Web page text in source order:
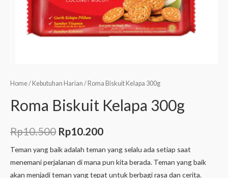
Home/ Kebutuhan Harian / Roma Biskuit Kelapa 300g
Roma Biskuit Kelapa 300g
Rp10.500 Rp10.200
Teman yang baik adalah teman yang selalu ada setiap saat
menemani perjalanan di mana pun kita berada. Teman yang baik
akan menjadi teman yang tepat untuk berbagi rasa dan cerita.